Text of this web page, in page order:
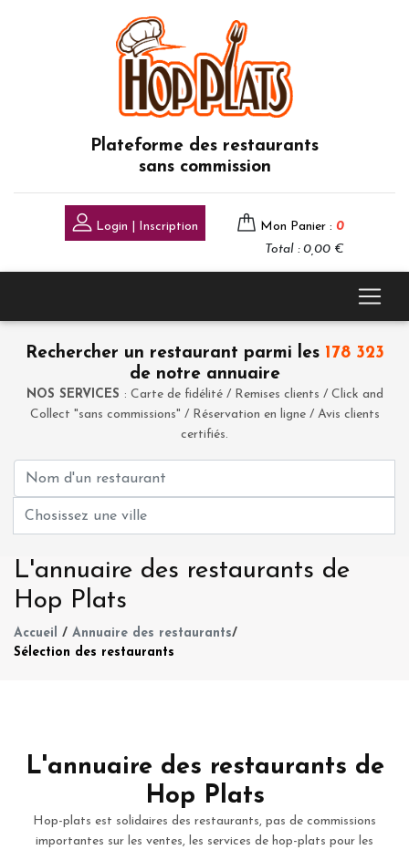
Plateforme des restaurants
sans commission
Login | Inscription Mon Panier : 0
Total : 0,00 €
Rechercher un restaurant parmi les 178 323
de notre annuaire
NOS SERVICES : Carte de fidélité / Remises clients / Click and
Collect "sans commissions" / Réservation en ligne / Avis clients
certifiés.
L'annuaire des restaurants de
Hop Plats
Accueil / Annuaire des restaurants/
Sélection des restaurants
L'annuaire des restaurants de
Hop Plats
Hop-plats est solidaires des restaurants, pas de commissions
importantes sur les ventes, les services de hop-plats pour les